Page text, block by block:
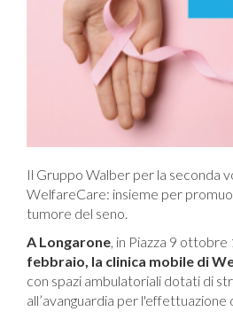
Il Gruppo Walber per la seconda
WelfareCare: insieme per
tumore del seno.
A Longarone , in Piazza 9 ottobre
febbraio, la clinica mobile di
con spazi ambulatoriali dotati di
all’avanguardia per l'effettuazione